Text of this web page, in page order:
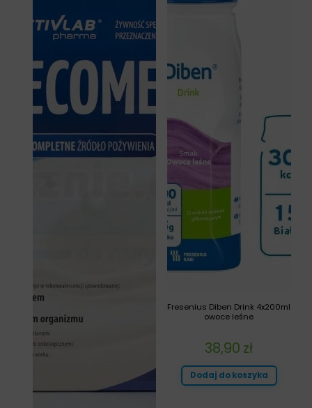
Fresenius Diben Drink 4x200ml
owoce leśne
38,90 zł
Dodaj do koszyka